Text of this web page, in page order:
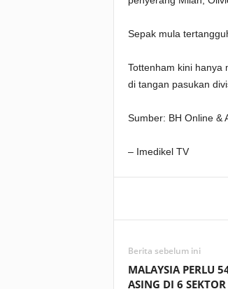
Sepak mula
Tottenham kini hanya
di tangan pasukan
Sumber: BH Online &
– Imedikel TV
Berita sebelum ini
MALAYSIA PERLU
ASING DI 6 SEKTOR